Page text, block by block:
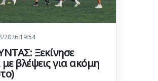
2026 19:54
Ξεκίνησε
βλέψεις για ακόμη